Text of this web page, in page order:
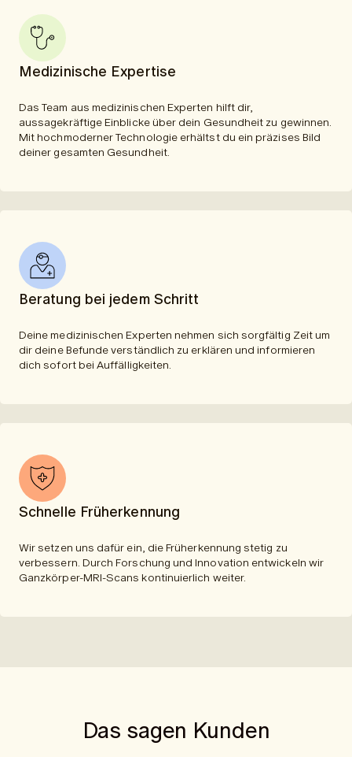
Medizinische Expertise
Das Team aus medizinischen Experten hilft dir,
aussagekräftige Einblicke über dein Gesundheit zu gewinnen.
Mit hochmoderner Technologie erhältst du ein präzises Bild
deiner gesamten Gesundheit.
Beratung bei jedem Schritt
Deine medizinischen Experten nehmen sich sorgfältig Zeit um
dir deine Befunde verständlich zu erklären und informieren
dich sofort bei Auffälligkeiten.
Schnelle Früherkennung
Wir setzen uns dafür ein, die Früherkennung stetig zu
verbessern. Durch Forschung und Innovation entwickeln wir
Ganzkörper-MRI-Scans kontinuierlich weiter.
Das sagen Kunden